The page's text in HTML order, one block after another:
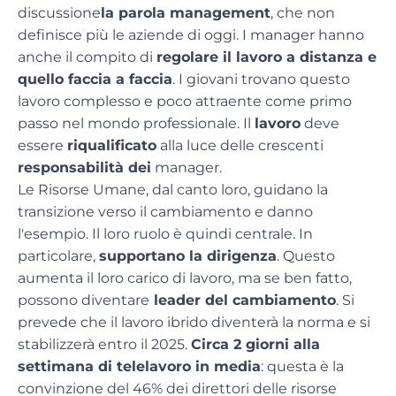
discussione la parola management, che non
definisce più le aziende di oggi. I manager hanno
anche il compito di regolare il lavoro a distanza e
quello faccia a faccia. I giovani trovano questo
lavoro complesso e poco attraente come primo
passo nel mondo professionale. Il
lavoro deve
essere riqualificato alla luce delle crescenti
responsabilità dei manager.
Le Risorse Umane, dal canto loro, guidano la
transizione verso il cambiamento e danno
l'esempio. Il loro ruolo è quindi centrale. In
particolare, supportano la dirigenza. Questo
aumenta il loro carico di lavoro, ma se ben fatto,
possono diventare leader del cambiamento. Si
prevede che il lavoro ibrido diventerà la norma e si
stabilizzerà entro il 2025. Circa 2 giorni alla
settimana di telelavoro in media: questa è la
convinzione del 46% dei direttori delle risorse